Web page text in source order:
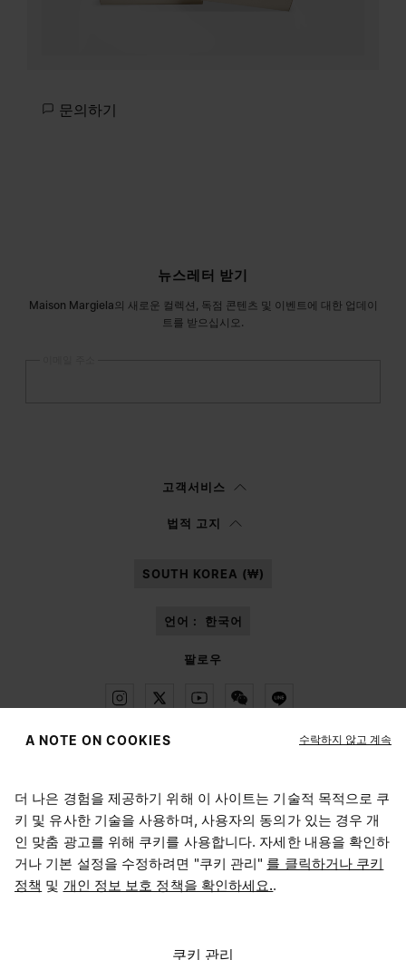
문의하기
뉴스레터 받기
Maison Margiela의 새로운 컬렉션, 독점 콘텐츠 및 이벤트에 대한 업데이
트를 받으십시오.
를 읽은 후에 본인은Margiela S.A.S.U. 이 마케팅을 위해 본인의 개
인 데이터를 처리할 수 있도록 승인합니다.
고객서비스
법적 고지
SOUTH KOREA (₩)
언어 : 한국어
팔로우
Maison Margiela는 OTB 그룹의 자회사입니다.
위치 선택하기
현재 접속하신 위치는 United States입니다. 위치를 업데이트
하시겠어요?
United States
A NOTE ON COOKIES 수락하지 않고 계속
더 나은 경험을 제공하기 위해 이 사이트는 기술적 목적으로 쿠
키 및 유사한 기술을 사용하며, 사용자의 동의가 있는 경우 개
인 맞춤 광고를 위해 쿠키를 사용합니다. 자세한 내용을 확인하
거나 기본 설정을 수정하려면 "쿠키 관리" 를 클릭하거나 쿠키
정책 및 개인 정보 보호 정책을 확인하세요..
쿠키 관리